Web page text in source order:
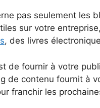
pas seulement les
sur votre
, des livres
de fournir à votre
de contenu fournit à
franchir les